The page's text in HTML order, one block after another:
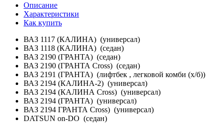
Описание
Характеристики
Как купить
ВАЗ 1117 (КАЛИНА) (универсал)
ВАЗ 1118 (КАЛИНА) (седан)
ВАЗ 2190 (ГРАНТА) (седан)
ВАЗ 2190 (ГРАНТА Cross) (седан)
ВАЗ 2191 (ГРАНТА) (лифтбек , легковой комби (х/б))
ВАЗ 2194 (КАЛИНА-2) (универсал)
ВАЗ 2194 (КАЛИНА Cross) (универсал)
ВАЗ 2194 (ГРАНТА) (универсал)
ВАЗ 2194 ГРАНТА Cross) (универсал)
DATSUN on-DO (седан)